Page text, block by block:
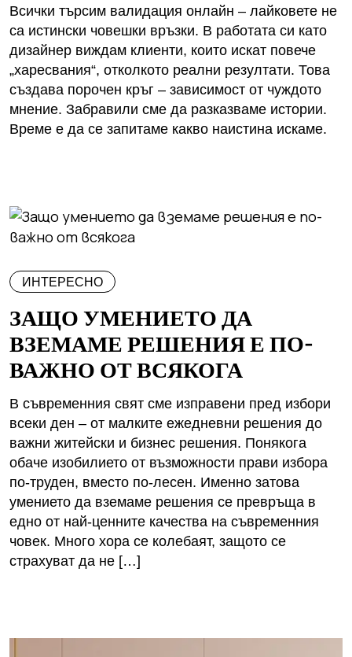
Всички търсим валидация онлайн – лайковете не
са истински човешки връзки. В работата си като
дизайнер виждам клиенти, които искат повече
„харесвания“, отколкото реални резултати. Това
създава порочен кръг – зависимост от чуждото
мнение. Забравили сме да разказваме истории.
Време е да се запитаме какво наистина искаме.
ИНТЕРЕСНО
ЗАЩО УМЕНИЕТО ДА
ВЗЕМАМЕ РЕШЕНИЯ Е ПО-
ВАЖНО ОТ ВСЯКОГА
В съвременния свят сме изправени пред избори
всеки ден – от малките ежедневни решения до
важни житейски и бизнес решения. Понякога
обаче изобилието от възможности прави избора
по-труден, вместо по-лесен. Именно затова
умението да вземаме решения се превръща в
едно от най-ценните качества на съвременния
човек. Много хора се колебаят, защото се
страхуват да не […]